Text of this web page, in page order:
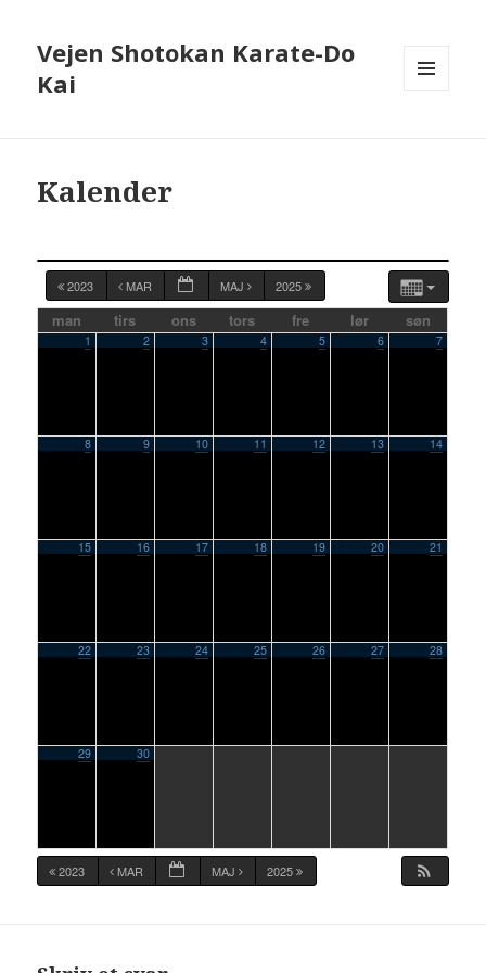
Vejen Shotokan Karate-Do
Kai
Kalender
2023 MAR MAJ 2025
man tirs ons tors fre lør søn
1 2 3 4 5 6 7
8 9 10 11 12 13 14
15 16 17 18 19 20 21
22 23 24 25 26 27 28
29 30
2023 MAR MAJ 2025